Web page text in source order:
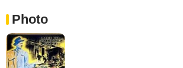
Photo